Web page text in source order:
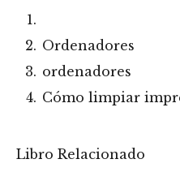
Ordenadores
ordenadores
Cómo limpiar
Libro Relacionado